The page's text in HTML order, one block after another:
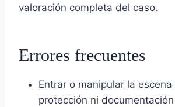
valoración completa del caso.
Errores frecuentes
Entrar o manipular la
protección ni